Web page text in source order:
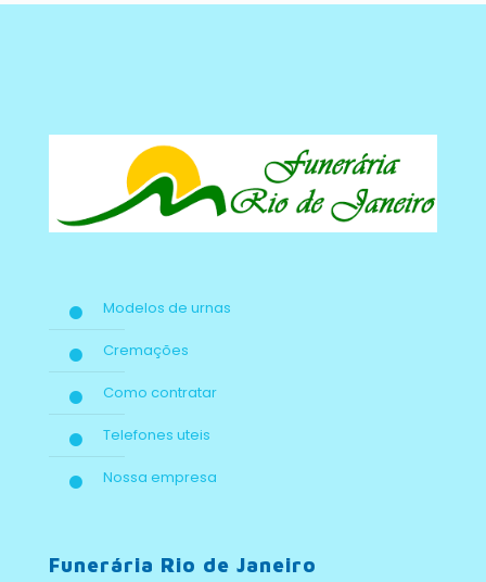
Modelos de urnas
Cremações
Como contratar
Telefones uteis
Nossa empresa
Funerária Rio de Janeiro